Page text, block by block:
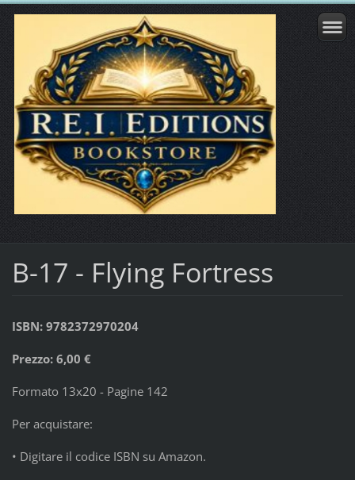
B-17 - Flying Fortress
ISBN: 9782372970204
Prezzo: 6,00 €
Formato 13x20 - Pagine 142
Per acquistare:
• Digitare il codice ISBN su Amazon.